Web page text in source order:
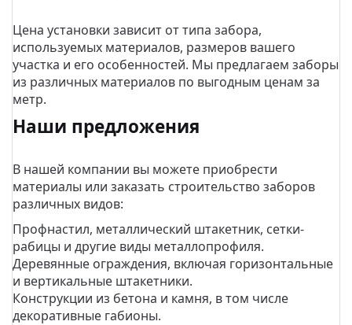
Цена установки зависит от типа забора,
используемых материалов, размеров вашего
участка и его особенностей. Мы предлагаем заборы
из различных материалов по выгодным ценам за
метр.
Наши предложения
В нашей компании вы можете приобрести
материалы или заказать строительство заборов
различных видов:
Профнастил, металлический штакетник, сетки-
рабицы и другие виды металлопрофиля.
Деревянные ограждения, включая горизонтальные
и вертикальные штакетники.
Конструкции из бетона и камня, в том числе
декоративные габионы.